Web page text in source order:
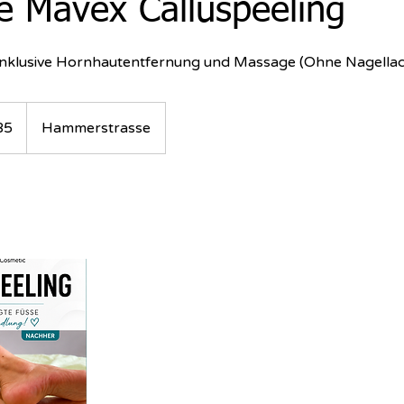
Mavex Calluspeeling
Hornhautentfernung und Massage (Ohne
Hammerstrasse